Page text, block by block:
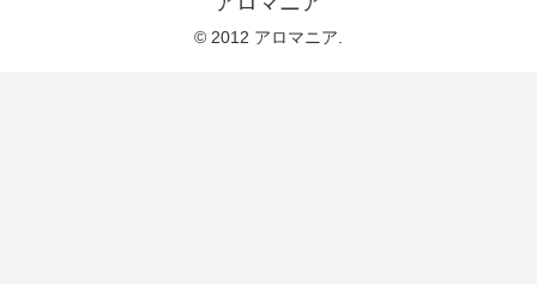
© 2012 アロマニア.